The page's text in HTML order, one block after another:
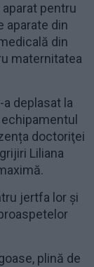
pentru
aparate din
din
maternitatea
deplasat la
doctoriţei
Liliana
jertfa lor și
plină de